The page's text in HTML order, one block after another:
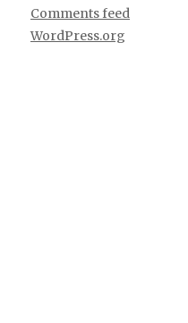
Comments feed
WordPress.org